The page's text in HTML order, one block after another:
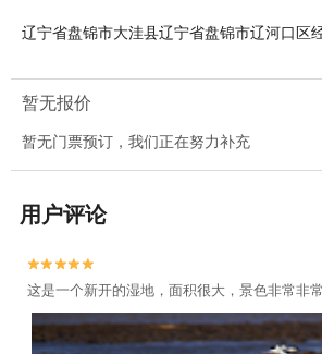
辽宁省盘锦市大洼县辽宁省盘锦市辽河口区
暂无报价
暂无门票预订，我们正在努力补充
用户评论


这是一个新开的湿地，面积很大，景色非常非